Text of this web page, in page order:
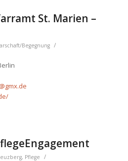
St. Marien –
Begegnung /
, Pflege /